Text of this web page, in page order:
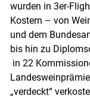
wurden in 3er-
Kostern – von
und dem
bis hin zu
in 22
„verdeckt“